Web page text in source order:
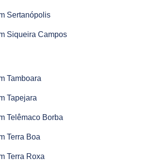
Sertanópolis
Siqueira Campos
Tamboara
Tapejara
Telêmaco Borba
Terra Boa
Terra Roxa